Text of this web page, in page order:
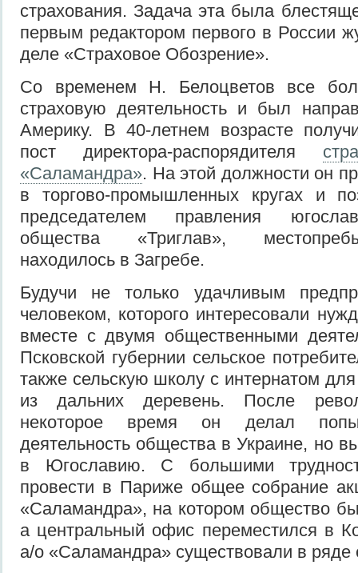
страхования. Задача эта была
первым редактором первого в России
деле «Страховое Обозрение».
Со временем Н. Белоцветов все
страховую деятельность и был
Америку. В 40-летнем возрасте
пост директора-распорядителя
«Саламандра». На этой должности он
в торгово-промышленных кругах и
председателем правления
общества «Триглав»,
находилось в Загребе.
Будучи не только удачливым
человеком, которого интересовали
вместе с двумя общественными
Псковской губернии сельское
также сельскую школу с интернатом для
из дальних деревень. После
некоторое время он делал
деятельность общества в Украине, но
в Югославию. С большими
провести в Париже общее собрание
«Саламандра», на котором общество
а центральный офис переместился в
а/о «Саламандра» существовали в ряде